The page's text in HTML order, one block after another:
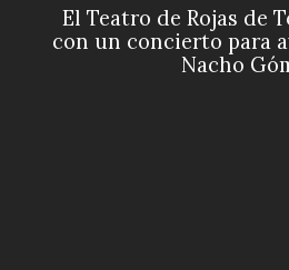
El Teatro de Rojas de
con un concierto para
Nacho